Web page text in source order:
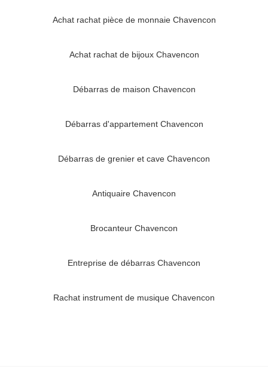
Achat rachat pièce de monnaie Chavencon
Achat rachat de bijoux Chavencon
Débarras de maison Chavencon
Débarras d'appartement Chavencon
Débarras de grenier et cave Chavencon
Antiquaire Chavencon
Brocanteur Chavencon
Entreprise de débarras Chavencon
Rachat instrument de musique Chavencon